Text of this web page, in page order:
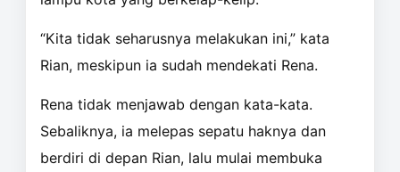
“Kita tidak seharusnya melakukan ini,” kata
Rian, meskipun ia sudah mendekati Rena.
Rena tidak menjawab dengan kata-kata.
Sebaliknya, ia melepas sepatu haknya dan
berdiri di depan Rian, lalu mulai membuka